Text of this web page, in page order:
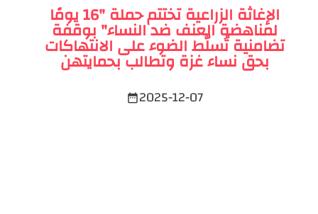
الإغاثة الزراعية تختتم حملة "16 يومًا
لمناهضة العنف ضد النساء" بوقفة
تضامنية تُسلّط الضوء على الانتهاكات
بحق نساء غزة وتطالب بحمايتهن
2025-12-07
date_range